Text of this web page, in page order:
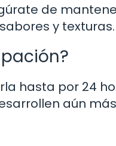
de
y texturas.
hasta por 24
aún